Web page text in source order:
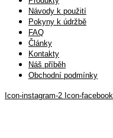
Návody k použití
Pokyny k údržbě
FAQ
Články
Kontakty
Náš příběh
Obchodní podmínky
Icon-instagram-2 Icon-facebook